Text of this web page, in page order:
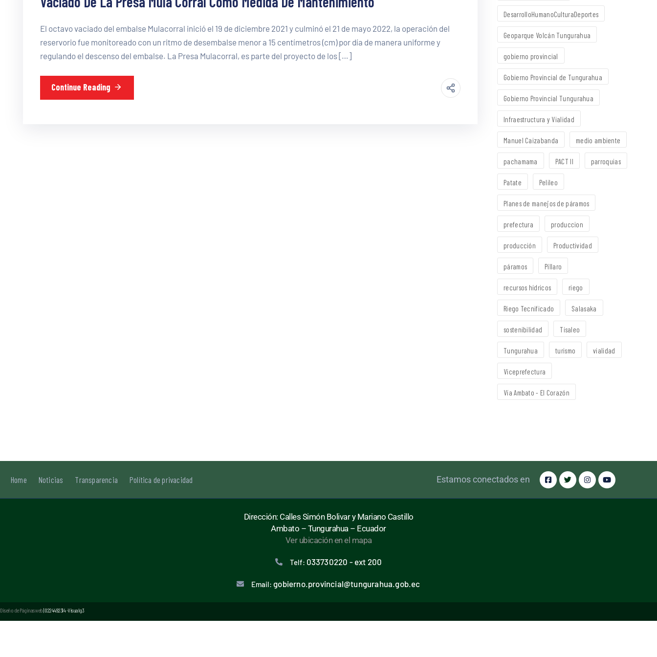
El octavo vaciado del embalse Mulacorral inició el 19 de diciembre 2021 y culminó el 21 de mayo 2022, la operación del
reservorio fue monitoreado con un ritmo de desembalse menor a 15 centímetros (cm) por día de manera uniforme y
regulando el descenso del embalse. La Presa Mulacorral, es parte del proyecto de los […]
Continue Reading
DesarrolloHumanoCulturaDeportes
Geoparque Volcán Tungurahua
gobierno provincial
Gobierno Provincial de Tungurahua
Gobierno Provincial Tungurahua
Infraestructura y Vialidad
Manuel Caizabanda medio ambiente
pachamama PACT II parroquias
Patate Pelileo
Planes de manejos de páramos
prefectura produccion
producción Productividad
páramos Píllaro
recursos hídricos riego
Riego Tecnificado Salasaka
sostenibilidad Tisaleo
Tungurahua turismo vialidad
Viceprefectura
Vía Ambato - El Corazón
Home Noticias Transparencia Política de privacidad Estamos conectados en
Dirección: Calles Simón Bolivar y Mariano Castillo
Ambato – Tungurahua – Ecuador
Ver ubicación en el mapa
Telf: 033730220 - ext 200
Email:gobierno.provincial@tungurahua.gob.ec
Diseño de Páginas web| 0224492314 -Visualg3